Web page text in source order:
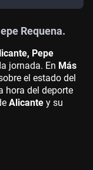
Requena.
Pepe
jornada. En Más
el estado del
hora del deporte
Alicante y su